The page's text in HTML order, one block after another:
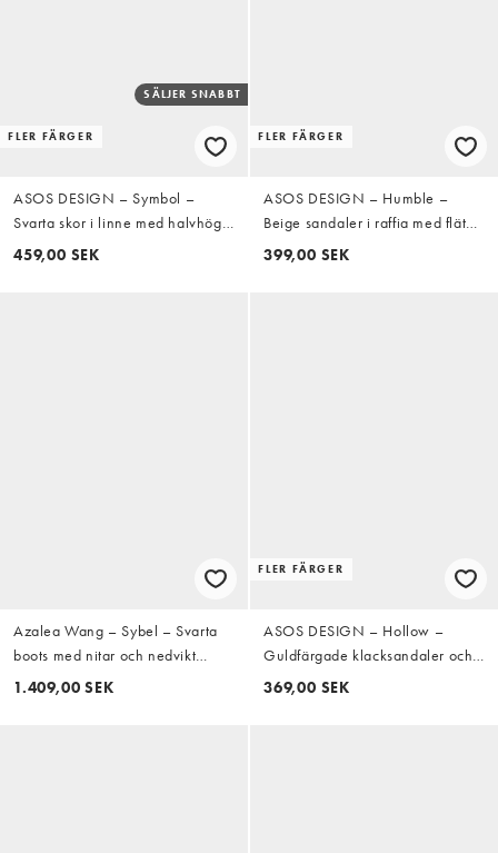
FLER FÄRGER
SÄLJER SNABBT
ASOS DESIGN – Symbol –
Svarta skor i linne med halvhöga
blockklackar, rosett och hälrem
459,00 SEK
FLER FÄRGER
ASOS DESIGN – Humble –
Beige sandaler i raffia med flätad
detalj och halvhög blockklack
399,00 SEK
Azalea Wang – Sybel – Svarta
boots med nitar och nedvikt
design
1.409,00 SEK
FLER FÄRGER
ASOS DESIGN – Hollow –
Guldfärgade klacksandaler och
bred passform
369,00 SEK